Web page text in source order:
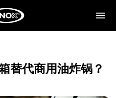
替代商用油炸锅？